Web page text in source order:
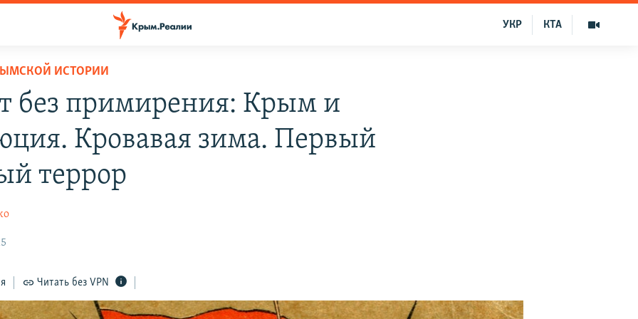
КТА
УКР
ИСТОРИИ
без примирения: Крым и
Кровавая зима. Первый
террор
Читать без VPN